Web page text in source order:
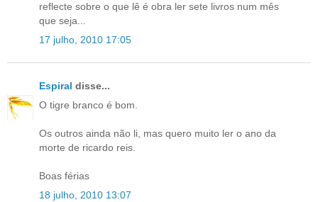
reflecte sobre o que lê é obra ler sete livros num mês
que seja...
17 julho, 2010 17:05
Espiral disse...
O tigre branco é bom.
Os outros ainda não li, mas quero muito ler o ano da
morte de ricardo reis.
Boas férias
18 julho, 2010 13:07